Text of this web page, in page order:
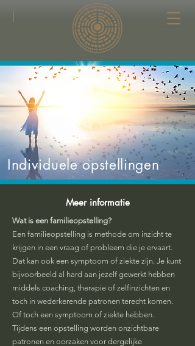
Individuele opstellingen
Meer informatie
Wat is een familieopstelling?
Een familieopstelling is methode om inzicht te
krijgen in een vraag of probleem die je ervaart.
Dat kan ook een symptoom of ziekte zijn. Je kunt
bijvoorbeeld al hard aan jezelf gewerkt hebben
middels coaching, therapie of zelfinzichten en
toch in wederkerende patronen terecht komen.
Of toch een symptoom of ziekte hebben.
Tijdens een opstelling worden onzichtbare
patronen en oorzaken voor dergelijke